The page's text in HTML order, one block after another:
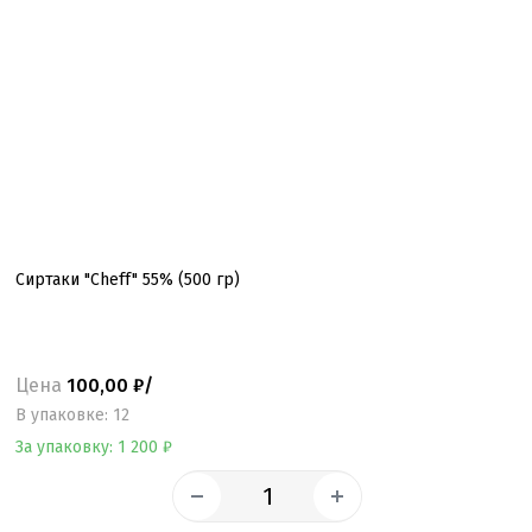
Сиртаки "Cheff" 55% (500 гр)
Цена 100,00 ₽/
B упаковке: 12
За упаковку: 1 200 ₽